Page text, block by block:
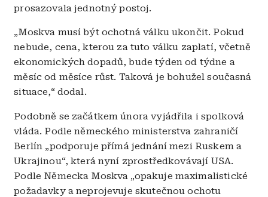
prosazovala jednotný postoj.
„Moskva musí být ochotná válku ukončit. Pokud
nebude, cena, kterou za tuto válku zaplatí, včetně
ekonomických dopadů, bude týden od týdne a
měsíc od měsíce růst. Taková je bohužel současná
situace,“ dodal.
Podobně se začátkem února vyjádřila i spolková
vláda. Podle německého ministerstva zahraničí
Berlín „podporuje přímá jednání mezi Ruskem a
Ukrajinou“, která nyní zprostředkovávají USA.
Podle Německa Moskva „opakuje maximalistické
požadavky a neprojevuje skutečnou ochotu